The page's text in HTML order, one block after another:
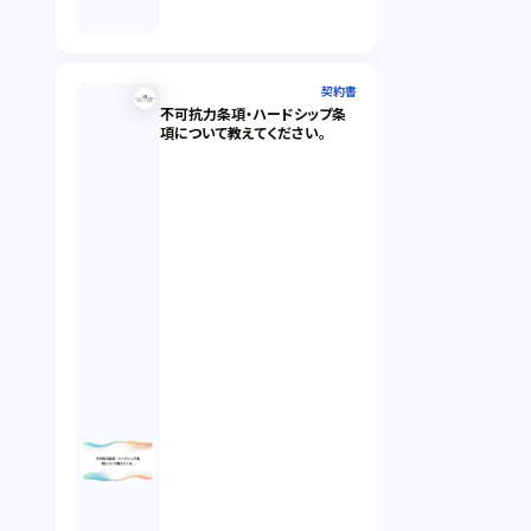
契約書
不可抗力条項・ハードシップ条
項について教えてください。